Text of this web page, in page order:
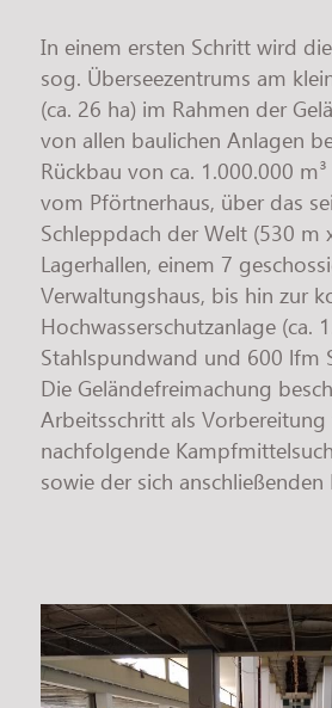
In einem ersten Schritt wird
sog. Überseezentrums am
(ca. 26 ha) im Rahmen der
von allen baulichen Anlagen
Rückbau von ca. 1.000.000
vom Pförtnerhaus, über das
Schleppdach der Welt (530 m
Lagerhallen, einem 7
Verwaltungshaus, bis hin zur
Hochwasserschutzanlage (ca.
Stahlspundwand und 600 lfm
Die Geländefreimachung
Arbeitsschritt als
nachfolgende
sowie der sich anschließenden